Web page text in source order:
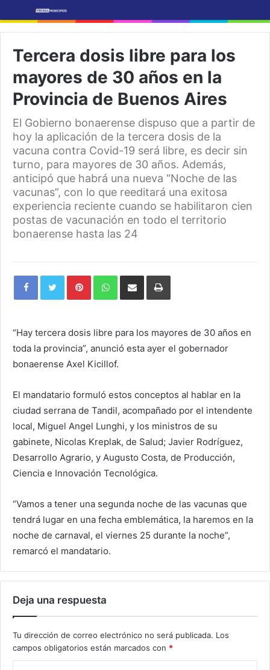
Tercera dosis libre para los
mayores de 30 años en la
Provincia de Buenos Aires
El Gobierno bonaerense dispuso que a partir de
hoy la aplicación de la tercera dosis de la
vacuna contra Covid-19 será libre, es decir sin
turno, para mayores de 30 años. Además,
anticipó que habrá una nueva “Noche de las
vacunas”, con lo que reeditará una exitosa
experiencia reciente cuando se habilitaron cien
postas de vacunación en todo el territorio
bonaerense hasta las 24
PinterestWhatsAppShare
Email
Print
“Hay tercera dosis libre para los mayores de 30 años en
toda la provincia”, anunció esta ayer el gobernador
bonaerense Axel Kicillof.
El mandatario formuló estos conceptos al hablar en la
ciudad serrana de Tandil, acompañado por el intendente
local, Miguel Angel Lunghi, y los ministros de su
gabinete, Nicolas Kreplak, de Salud; Javier Rodríguez,
Desarrollo Agrario, y Augusto Costa, de Producción,
Ciencia e Innovación Tecnológica.
“Vamos a tener una segunda noche de las vacunas que
tendrá lugar en una fecha emblemática, la haremos en la
noche de carnaval, el viernes 25 durante la noche”,
remarcó el mandatario.
Deja una respuesta
Tu dirección de correo electrónico no será publicada. Los
campos obligatorios están marcados con *